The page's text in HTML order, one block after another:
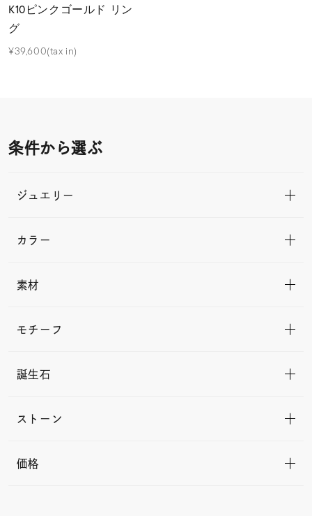
K10ピンクゴールド リン
グ
¥39,600(tax in)
条件から選ぶ
ジュエリー
カラー
素材
モチーフ
誕生石
ストーン
価格